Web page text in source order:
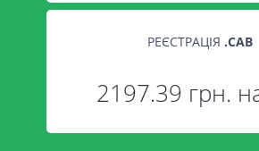
РЕЄСТРАЦІЯ .CAB
2197.39 грн.